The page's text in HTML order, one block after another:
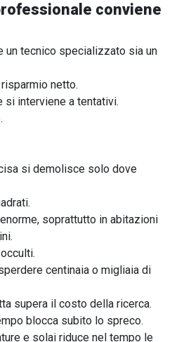
conviene
un tecnico specializzato sia un
netto.
si interviene a tentativi.
si demolisce solo dove
soprattutto in abitazioni
centinaia o migliaia di
supera il costo della ricerca.
blocca subito lo spreco.
e solai riduce nel tempo le